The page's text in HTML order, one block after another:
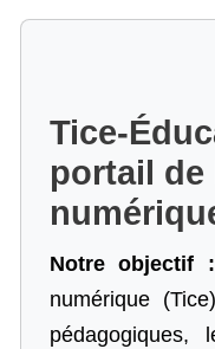
Tice-
portail
Notre objectif :
numérique
pédagogiques,